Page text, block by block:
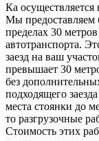
Ка осуществляется
Мы предоставляем
пределах 30
автотранспорта.
заезд на ваш
превышает 30
без
подходящего
места стоянки до
то разгрузочные
Стоимость этих